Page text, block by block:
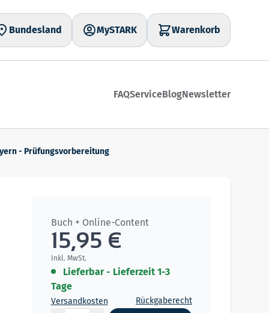
Bundesland MySTARK Warenkorb
FAQServiceBlogNewsletter
- Prüfungsvorbereitung
Buch + Online-Content
15,95 €
Inkl. MwSt.
Lieferbar - Lieferzeit 1-3
Tage
Versandkosten Rückgaberecht